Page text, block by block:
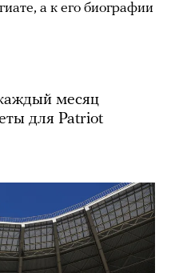
а к его биографии
месяц
для Patriot